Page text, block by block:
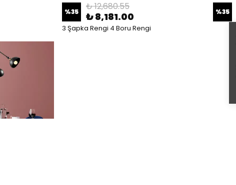
%35 ₺ 12,680.55
₺ 8,181.00
3 Şapka Rengi 4 Boru Rengi
%35